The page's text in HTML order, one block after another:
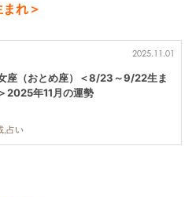
れ＞
2025.11.01
座（おとめ座）＜8/23～9/22生ま
2025年11月の運勢
,占い